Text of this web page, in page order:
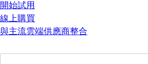
開始試用
線上購買
與主流雲端供應商整合